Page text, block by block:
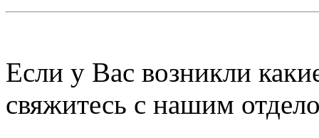
Если у Вас возникли
свяжитесь с нашим